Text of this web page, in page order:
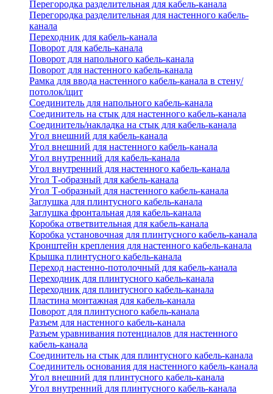
Перегородка разделительная для кабель-канала
Перегородка разделительная для настенного кабель-
канала
Переходник для кабель-канала
Поворот для кабель-канала
Поворот для напольного кабель-канала
Поворот для настенного кабель-канала
Рамка для ввода настенного кабель-канала в стену/
потолок/щит
Соединитель для напольного кабель-канала
Соединитель на стык для настенного кабель-канала
Соединитель/накладка на стык для кабель-канала
Угол внешний для кабель-канала
Угол внешний для настенного кабель-канала
Угол внутренний для кабель-канала
Угол внутренний для настенного кабель-канала
Угол Т-образный для кабель-канала
Угол Т-образный для настенного кабель-канала
Заглушка для плинтусного кабель-канала
Заглушка фронтальная для кабель-канала
Коробка ответвительная для кабель-канала
Коробка установочная для плинтусного кабель-канала
Кронштейн крепления для настенного кабель-канала
Крышка плинтусного кабель-канала
Переход настенно-потолочный для кабель-канала
Переходник для плинтусного кабель-канала
Переходник для плинтусного кабель-канала
Пластина монтажная для кабель-канала
Поворот для плинтусного кабель-канала
Разъем для настенного кабель-канала
Разъем уравнивания потенциалов для настенного
кабель-канала
Соединитель на стык для плинтусного кабель-канала
Соединитель основания для настенного кабель-канала
Угол внешний для плинтусного кабель-канала
Угол внутренний для плинтусного кабель-канала